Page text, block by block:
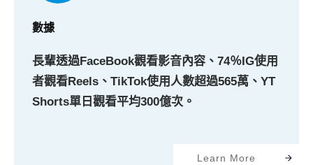
數據
長輩透過FaceBook觀看影音內容、74％IG使用
者觀看Reels、TikTok使用人數超過565萬、 YT
Shorts單日觀看平均300億次。
Learn More